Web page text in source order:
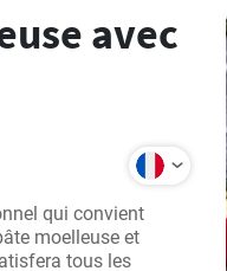
avec
qui convient
moelleuse et
tous les